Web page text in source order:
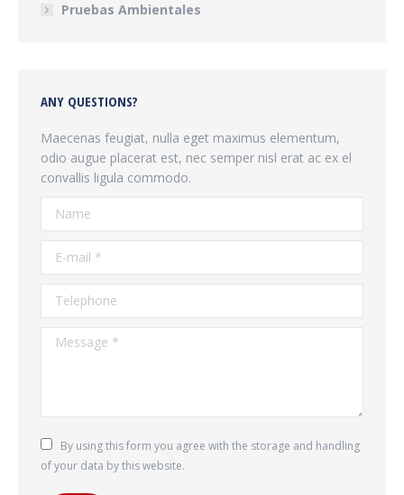
Pruebas Ambientales
ANY QUESTIONS?
Maecenas feugiat, nulla eget maximus elementum,
odio augue placerat est, nec semper nisl erat ac ex el
convallis ligula commodo.
Name
E-mail *
Telephone
Message *
By using this form you agree with the storage and handling
of your data by this website.